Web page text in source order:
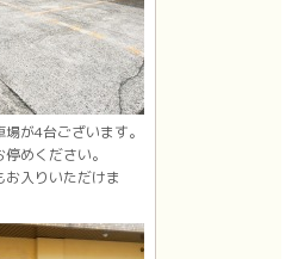
が4台ございます。
めください。
入りいただけま